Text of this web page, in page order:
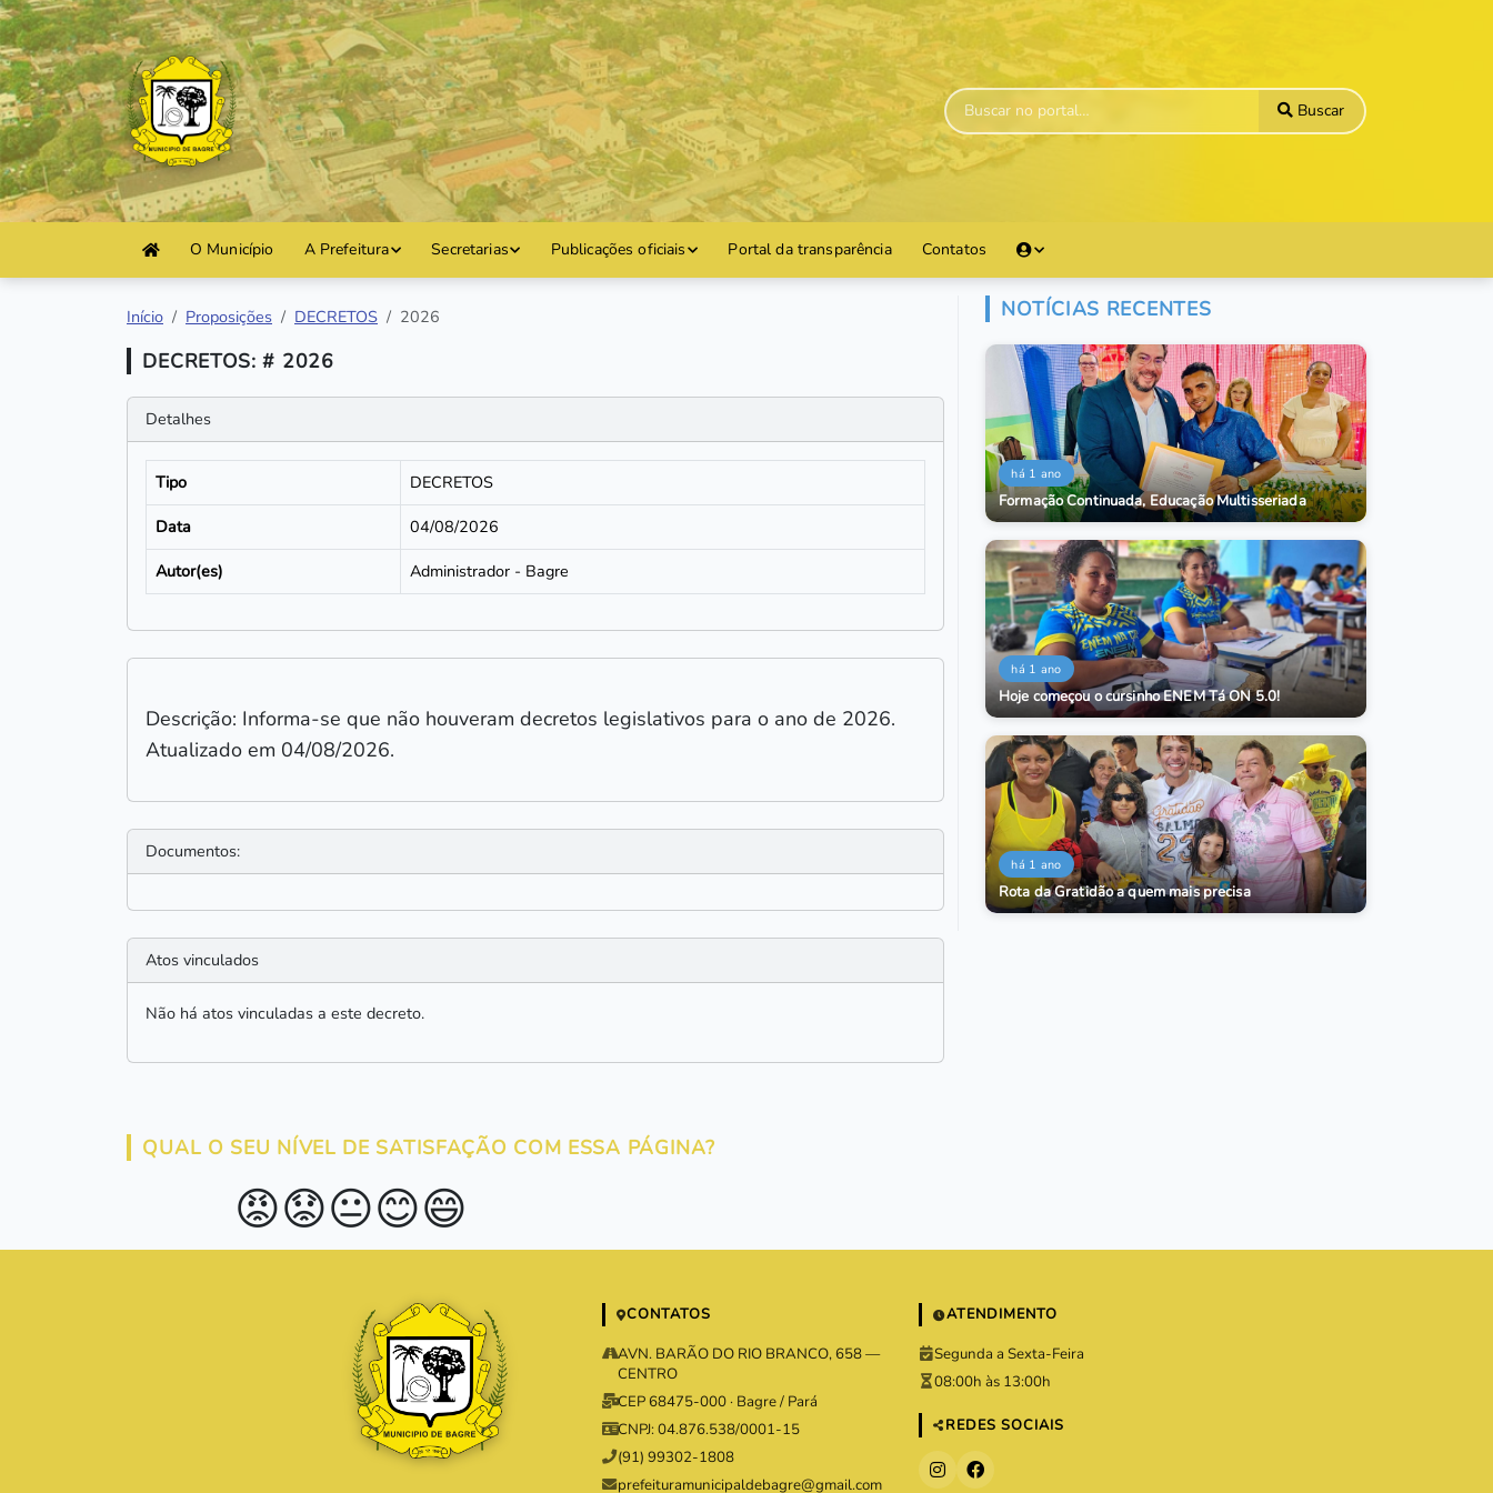
Buscar
O Município A Prefeitura Secretarias Publicações oficiais Portal da transparência Contatos
Início Proposições DECRETOS 2026
DECRETOS: # 2026
Detalhes
Tipo
DECRETOS
Data
04/08/2026
Autor(es)
Administrador - Bagre
Descrição: Informa-se que não houveram decretos legislativos para o ano de 2026.
Atualizado em 04/08/2026.
Documentos:
Atos vinculados
Não há atos vinculadas a este decreto.
NOTÍCIAS RECENTES
há 1 ano
Formação Continuada, Educação Multisseriada
há 1 ano
Hoje começou o cursinho ENEM Tá ON 5.0!
há 1 ano
Rota da Gratidão a quem mais precisa
QUAL O SEU NÍVEL DE SATISFAÇÃO COM ESSA PÁGINA?
😡😟😐😊😄
CONTATOS
AVN. BARÃO DO RIO BRANCO, 658 —
CENTRO
CEP 68475-000 · Bagre / Pará
CNPJ: 04.876.538/0001-15
(91) 99302-1808
prefeituramunicipaldebagre@gmail.com
ATENDIMENTO
Segunda a Sexta-Feira
08:00h às 13:00h
REDES SOCIAIS